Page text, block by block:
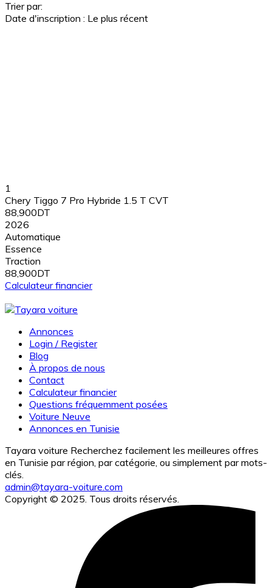
Trier par:
Date d'inscription : Le plus récent
1
Chery Tiggo 7 Pro Hybride 1.5 T CVT
88,900DT
2026
Automatique
Essence
Traction
88,900DT
Calculateur financier
Annonces
Login / Register
Blog
À propos de nous
Contact
Calculateur financier
Questions fréquemment posées
Voiture Neuve
Annonces en Tunisie
Tayara voiture Recherchez facilement les meilleures offres
en Tunisie par région, par catégorie, ou simplement par mots-
clés.
admin@tayara-voiture.com
Copyright © 2025. Tous droits réservés.